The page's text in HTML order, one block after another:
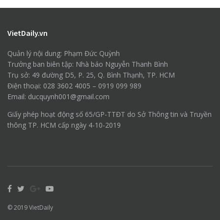
VietDaily.vn
Quản lý nội dung: Phạm Đức Quỳnh
Trưởng ban biên tập: Nhà báo Nguyễn Thanh Bình
Trụ sở: 49 đường D5, P. 25, Q. Bình Thạnh, TP. HCM
Điện thoại: 028 3602 4005 – 0919 099 989
Email: ducquynh001@gmail.com
Giấy phép hoạt động số 65/GP-TTĐT do Sở Thông tin và Truyền
thông TP. HCM cấp ngày 4-10-2019
© 2019VietDaily